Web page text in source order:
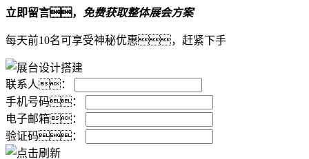
立即留言， 免费获取整体展会方案
每天前10名可享受神秘优惠，赶紧下手
联系人：
手机号码：
电子邮箱：
验证码：